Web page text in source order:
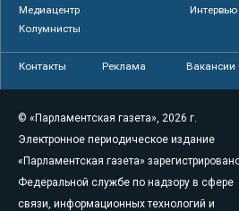
Медиацентр
Интервью
Колумнисты
Контакты Реклама Вакансии
© «Парламентская газета», 2026 г.
Электронное периодическое издание
«Парламентская газета»
Федеральной службе по надзору в сфере
связи, информационных технологий и